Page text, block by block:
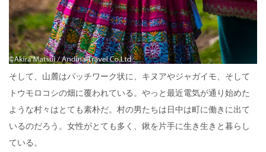
そして、山麓はパッチワーク状に、キヌアやジャガイモ、そして
トウモロコシの畑に覆われている。やっと最近電気が通り始めた
ような村々はとても素朴だ。村の男たちは日中は町に働きに出て
いるのだろう。女性がとても多く、鍬を片手に生き生きと暮らし
ている。